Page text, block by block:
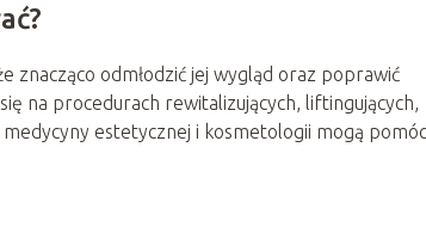
znacząco odmłodzić jej wygląd oraz poprawić
na procedurach rewitalizujących, liftingujących,
estetycznej i kosmetologii mogą pomóc